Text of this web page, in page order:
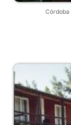
Córdoba